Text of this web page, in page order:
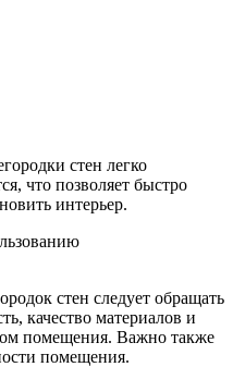
стен легко
что позволяет быстро
интерьер.
стен следует обращать
качество материалов и
помещения. Важно также
помещения.